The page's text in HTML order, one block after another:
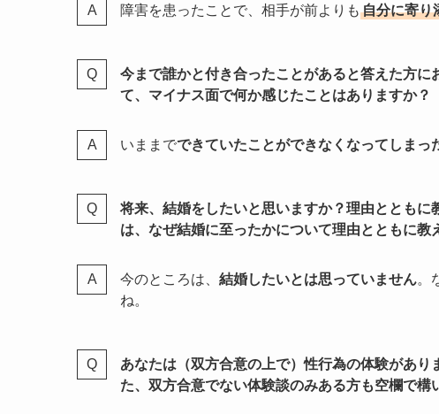
障害を患ったことで、相手が前よりも 自分に寄り
今まで誰かと付き合ったことがあると答えた方
て、マイナス面で何か感じたことはありますか？
いままでできていたことができなくなってしまっ
将来、結婚をしたいと思いますか？理由ととも
は、なぜ結婚に至ったかについて理由とともに教
今のところは、 結婚したいとは思っていません。
ね。
あなたは（双方合意の上で）性行為の体験があ
た、双方合意でない体験談のみある方も空欄で構